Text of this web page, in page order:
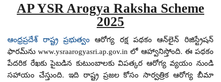
AP YSR Arogya Raksha Scheme
2025
ఆంధ్రప్రదేశ్ రాష్ట్ర ప్రభుత్వంఆరోగ్య రక్ష పథకం ఆన్‌లైన్ రిజిస్ట్రేషన్
ఫారమ్‌ను www.ysraarogyasri.ap.gov.in లో ఆహ్వానిస్తోంది. ఈ పథకం
పేదరిక రేఖకు పైబడిన కుటుంబాలకు విపత్కర ఆరోగ్య వ్యయం నుండి
సహాయం చేస్తుంది. ఇది రాష్ట్ర ప్రజల కోసం సార్వత్రిక ఆరోగ్య బీమా